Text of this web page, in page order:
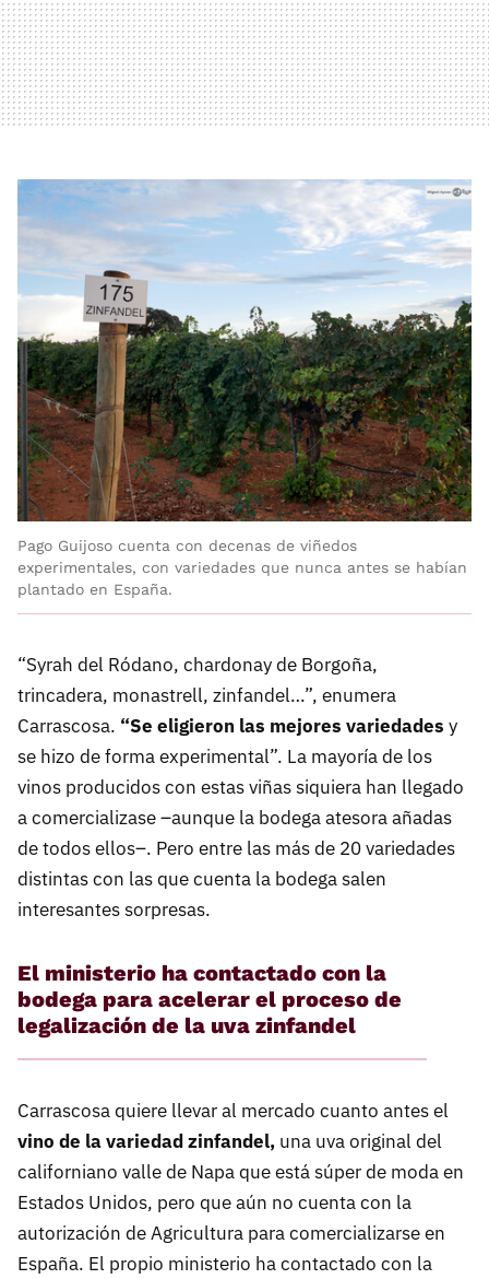
Pago Guijoso cuenta con decenas de viñedos
experimentales, con variedades que nunca antes se habían
plantado en España.
“Syrah del Ródano, chardonay de Borgoña,
trincadera, monastrell, zinfandel…”, enumera
Carrascosa. “Se eligieron las mejores variedades y
se hizo de forma experimental”. La mayoría de los
vinos producidos con estas viñas siquiera han llegado
a comercializase –aunque la bodega atesora añadas
de todos ellos–. Pero entre las más de 20 variedades
distintas con las que cuenta la bodega salen
interesantes sorpresas.
El ministerio ha contactado con la
bodega para acelerar el proceso de
legalización de la uva zinfandel
Carrascosa quiere llevar al mercado cuanto antes el
vino de la variedad zinfandel, una uva original del
californiano valle de Napa que está súper de moda en
Estados Unidos, pero que aún no cuenta con la
autorización de Agricultura para comercializarse en
España. El propio ministerio ha contactado con la